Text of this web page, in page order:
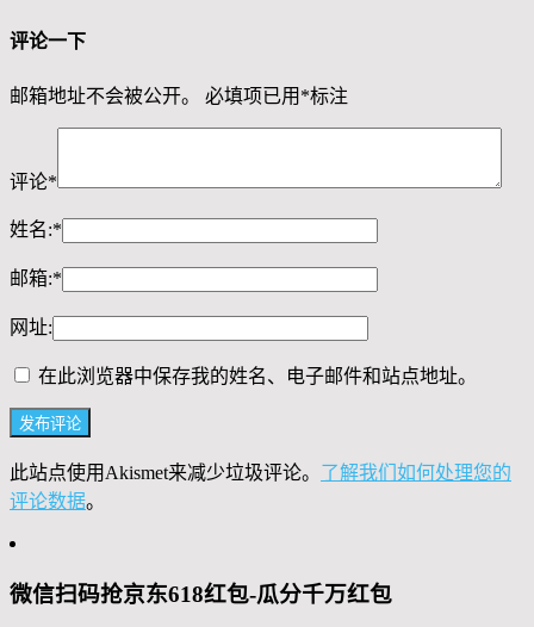
评论一下
邮箱地址不会被公开。 必填项已用 *标注
评论*
姓名:*
邮箱:*
网址:
在此浏览器中保存我的姓名、电子邮件和站点地址。
此站点使用Akismet来减少垃圾评论。 了解我们如何处理您的
评论数据。
微信扫码抢京东618红包-瓜分千万红包